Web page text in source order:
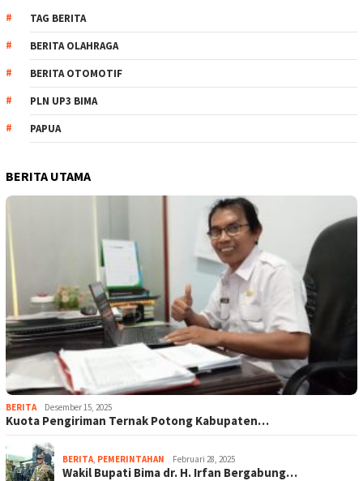
TAG BERITA
BERITA OLAHRAGA
BERITA OTOMOTIF
PLN UP3 BIMA
PAPUA
BERITA UTAMA
BERITA Desember 15, 2025
Kuota Pengiriman Ternak Potong Kabupaten…
BERITA, PEMERINTAHAN Februari 28, 2025
Wakil Bupati Bima dr. H. Irfan Bergabung…